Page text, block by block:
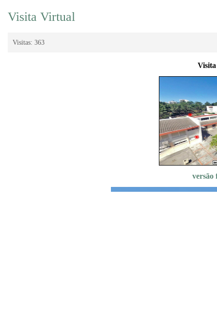
Visita Virtual
Visitas: 363
versão